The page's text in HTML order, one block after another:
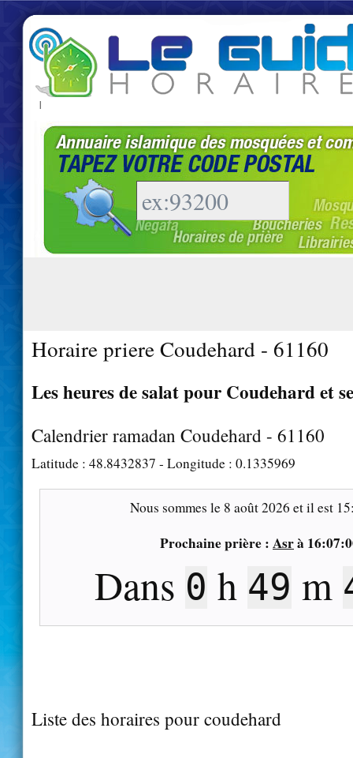
|
Horaire priere Coudehard - 61160
Les heures de salat pour Coudehard et
Calendrier ramadan Coudehard - 61160
Latitude : 48.8432837 - Longitude : 0.1335969
Nous sommes le 8 août 2026 et il est
Prochaine prière : Asrà
Dans 0 h 49 m
Liste des horaires pour coudehard